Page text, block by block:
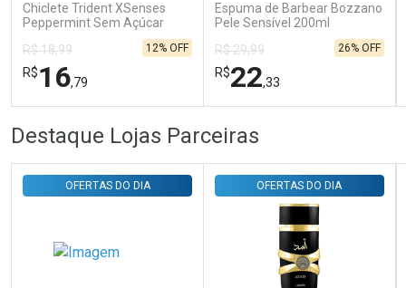
Chiclete Trident XSenses
Peppermint Sem Açúcar
R$ 18,99
R$16,79
12% OFF
FECHAR
Laboratório
FECHAR
Por Menos
Espuma de Barbear Bozzano
Pele Sensível 200ml
R$ 29,99
R$22,33
26% OFF
Por Menos
Destaque Lojas Parceiras
OFERTAS DO DIA OFERTAS DO DIA